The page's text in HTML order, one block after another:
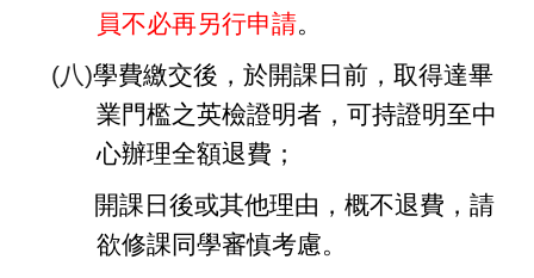
員不必再另行申請。
(八)學費繳交後，於開課日前，取得達畢
業門檻之英檢證明者，可持證明至中
心辦理全額退費；
開課日後或其他理由，概不退費，請
欲修課同學審慎考慮。